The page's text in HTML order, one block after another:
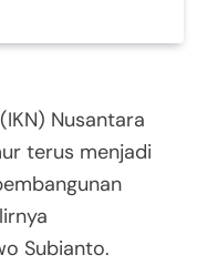
Nusantara
terus menjadi
Subianto.